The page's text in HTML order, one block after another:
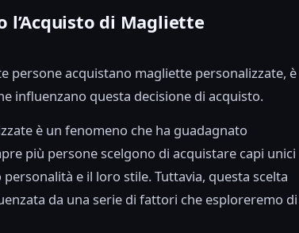
l’Acquisto di Magliette
persone acquistano magliette personalizzate, è
influenzano questa decisione di acquisto.
è un fenomeno che ha guadagnato
più persone scelgono di acquistare capi unici
e il loro stile. Tuttavia, questa scelta
da una serie di fattori che esploreremo di